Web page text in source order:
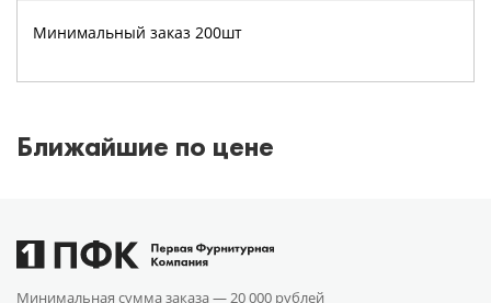
Минимальный заказ 200шт
Ближайшие по цене
Минимальная сумма заказа — 20 000 рублей